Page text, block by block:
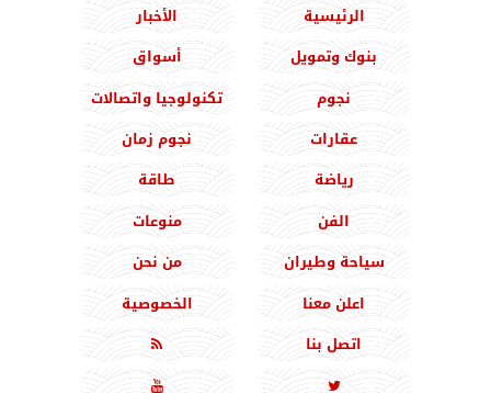
الرئيسية
الأخبار
بنوك وتمويل
أسواق
نجوم
تكنولوجيا واتصالات
عقارات
نجوم زمان
رياضة
طاقة
الفن
منوعات
سياحة وطيران
من نحن
اعلن معنا
الخصوصية
اتصل بنا


